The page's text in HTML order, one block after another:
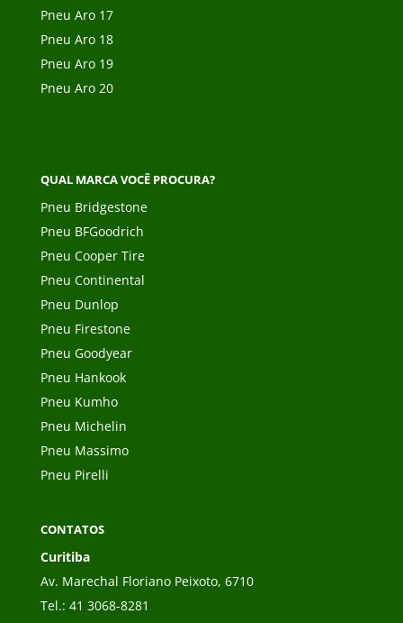
Pneu Aro 17
Pneu Aro 18
Pneu Aro 19
Pneu Aro 20
QUAL MARCA VOCÊ PROCURA?
Pneu Bridgestone
Pneu BFGoodrich
Pneu Cooper Tire
Pneu Continental
Pneu Dunlop
Pneu Firestone
Pneu Goodyear
Pneu Hankook
Pneu Kumho
Pneu Michelin
Pneu Massimo
Pneu Pirelli
CONTATOS
Curitiba
Av. Marechal Floriano Peixoto, 6710
Tel.: 41 3068-8281